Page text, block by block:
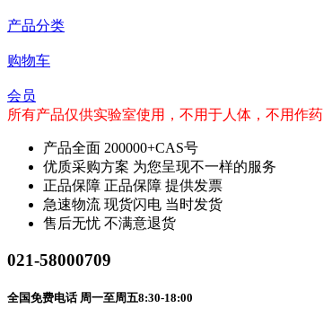
产品分类
购物车
会员
所有产品仅供实验室使用，不用于人体，不用作
产品全面 200000+CAS号
优质采购方案 为您呈现不一样的服务
正品保障 正品保障 提供发票
急速物流 现货闪电 当时发货
售后无忧 不满意退货
021-58000709
全国免费电话 周一至周五8:30-18:00